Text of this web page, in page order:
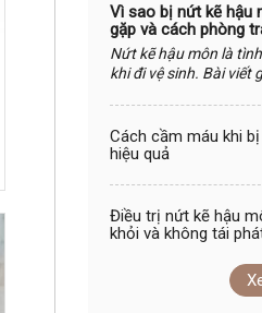
Vì sao bị nứt kẽ hậu
gặp và cách phòng
Nứt kẽ hậu môn là
khi đi vệ sinh. Bài viết
Cách cầm máu khi
hiệu quả
Điều trị nứt kẽ hậu
khỏi và không tái